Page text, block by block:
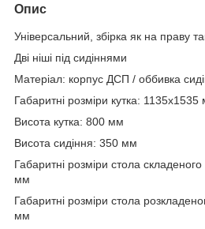
Опис
Універсальний, збірка як на праву
Дві ніші під сидіннями
Матеріал: корпус ДСП / оббивка
Габаритні розміри кутка: 1135х1535
Висота кутка: 800 мм
Висота сидіння: 350 мм
Габаритні розміри стола
мм
Габаритні розміри стола
мм